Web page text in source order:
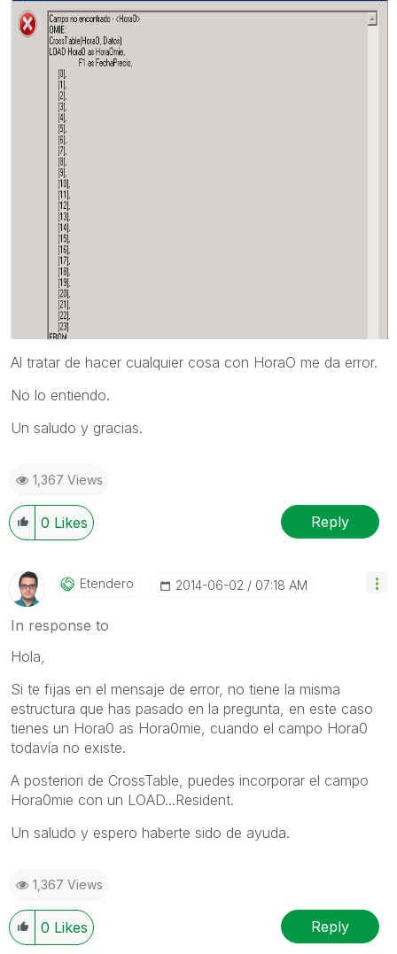
Al tratar de hacer cualquier cosa con HoraO me da error.
No lo entiendo.
Un saludo y gracias.
1,367 Views
0 Likes Reply
Etendero ‎2014-06-02 07:18 AM
In response to
Hola,
Si te fijas en el mensaje de error, no tiene la misma
estructura que has pasado en la pregunta, en este caso
tienes un Hora0 as Hora0mie, cuando el campo Hora0
todavía no existe.
A posteriori de CrossTable, puedes incorporar el campo
Hora0mie con un LOAD...Resident.
Un saludo y espero haberte sido de ayuda.
1,367 Views
0 Likes Reply